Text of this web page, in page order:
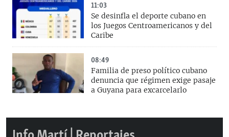
11:03
Se desinfla el deporte cubano en
los Juegos Centroamericanos y del
Caribe
08:49
Familia de preso político cubano
denuncia que régimen exige pasaje
a Guyana para excarcelarlo